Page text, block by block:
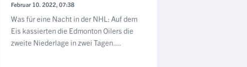
Februar 10. 2022, 07:38
Was für eine Nacht in der NHL: Auf dem
Eis kassierten die Edmonton Oilers die
zweite Niederlage in zwei Tagen....